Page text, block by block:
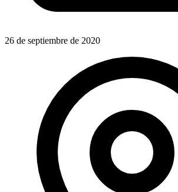
26 de septiembre de 2020